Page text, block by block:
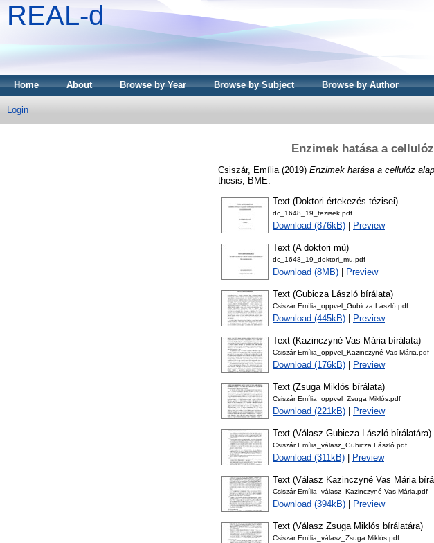
REAL-d
Home About Browse by Year Browse by Subject Browse by Author
Login
Enzimek hatása a
Csiszár, Emília (2019) Enzimek hatása a cellulóz
thesis, BME.
Text (Doktori értekezés tézisei)
dc_1648_19_tezisek.pdf
Download (876kB) Preview
Text (A doktori mű)
dc_1648_19_doktori_mu.pdf
Download (8MB) Preview
Text (Gubicza László bírálata)
Csiszár Emília_oppvel_Gubicza László.pdf
Download (445kB) Preview
Text (Kazinczyné Vas Mária bírálata)
Csiszár Emília_oppvel_Kazinczyné Vas Mária.pdf
Download (176kB) Preview
Text (Zsuga Miklós bírálata)
Csiszár Emília_oppvel_Zsuga Miklós.pdf
Download (221kB) Preview
Text (Válasz Gubicza László bírálatára)
Csiszár Emília_válasz_Gubicza László.pdf
Download (311kB) Preview
Text (Válasz Kazinczyné Vas Mária
Csiszár Emília_válasz_Kazinczyné Vas Mária.pdf
Download (394kB) Preview
Text (Válasz Zsuga Miklós bírálatára)
Csiszár Emília_válasz_Zsuga Miklós.pdf